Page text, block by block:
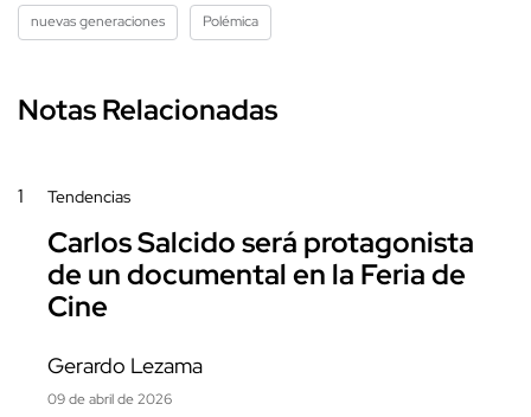
nuevas generaciones Polémica
Notas Relacionadas
1 Tendencias
Carlos Salcido será protagonista
de un documental en la Feria de
Cine
Gerardo Lezama
09 de abril de 2026